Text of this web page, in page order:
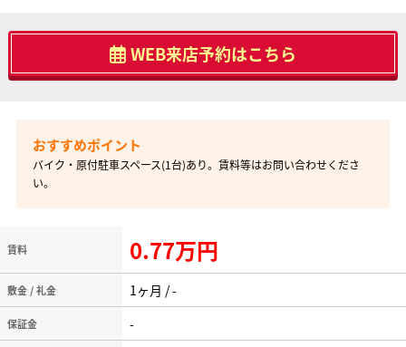
WEB来店予約はこちら
バイク・原付駐車スペース(1台)あり。賃料等はお問い合わせくださ
い。
賃料 0.77万円
敷金 / 礼金 1ヶ月 / -
保証金 -